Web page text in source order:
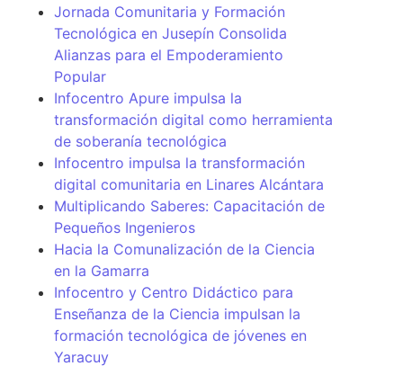
Jornada Comunitaria y Formación
Tecnológica en Jusepín Consolida
Alianzas para el Empoderamiento
Popular
Infocentro Apure impulsa la
transformación digital como herramienta
de soberanía tecnológica
Infocentro impulsa la transformación
digital comunitaria en Linares Alcántara
Multiplicando Saberes: Capacitación de
Pequeños Ingenieros
Hacia la Comunalización de la Ciencia
en la Gamarra
Infocentro y Centro Didáctico para
Enseñanza de la Ciencia impulsan la
formación tecnológica de jóvenes en
Yaracuy